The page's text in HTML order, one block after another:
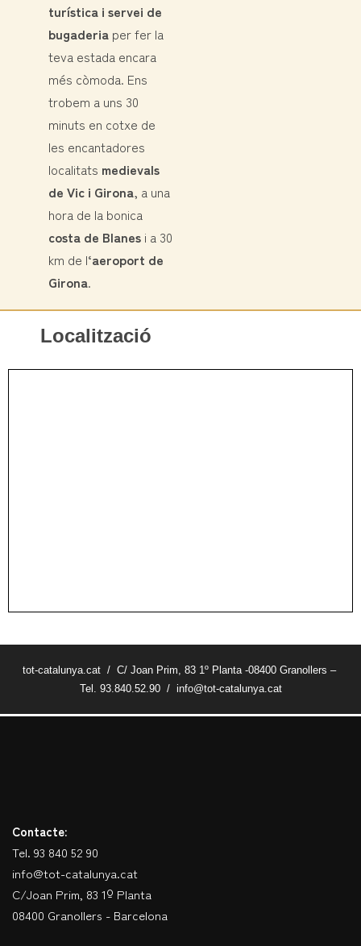
turística i servei de
bugaderia per fer la
teva estada encara
més còmoda. Ens
trobem a uns 30
minuts en cotxe de
les encantadores
localitats medievals
de Vic i Girona, a una
hora de la bonica
costa de Blanes i a 30
km de l‘aeroport de
Girona.
Localització
tot-catalunya.cat / C/ Joan Prim, 83 1º Planta -08400 Granollers –
Tel. 93.840.52.90 / info@tot-catalunya.cat
Contacte:
Tel. 93 840 52 90
info@tot-catalunya.cat
C/Joan Prim, 83 1º Planta
08400 Granollers - Barcelona